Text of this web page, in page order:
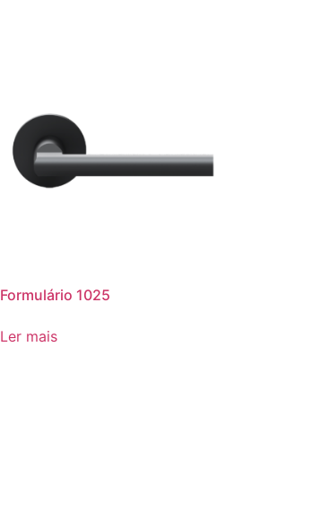
Formulário 1025
Ler mais